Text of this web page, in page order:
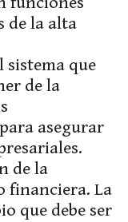
de la alta
que
de la
asegurar
de la
financiera. La
que debe ser